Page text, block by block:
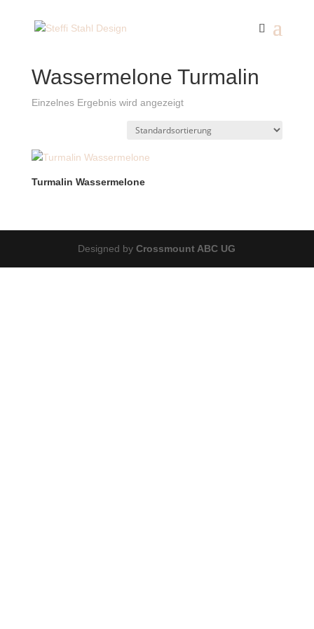
Wassermelone Turmalin
Einzelnes Ergebnis wird angezeigt
Turmalin Wassermelone
Designed byCrossmount ABC UG